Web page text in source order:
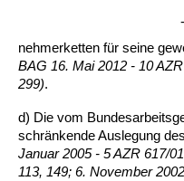
neh­mer­ket­ten für sei­ne
BAG 16. Mai 2012 - 10
299).
d) Die vom
schränken­de Aus­le­gung
Ja­nu­ar 2005 - 5 AZR 617/
113, 149; 6. No­vem­ber